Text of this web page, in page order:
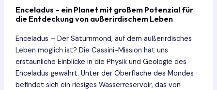
Enceladus – ein Planet mit großem Potenzial für
die Entdeckung von außerirdischem Leben
Enceladus – Der Saturnmond, auf dem außerirdisches
Leben möglich ist? Die Cassini-Mission hat uns
erstaunliche Einblicke in die Physik und Geologie des
Enceladus gewährt. Unter der Oberfläche des Mondes
befindet sich ein riesiges Wasserreservoir, das von